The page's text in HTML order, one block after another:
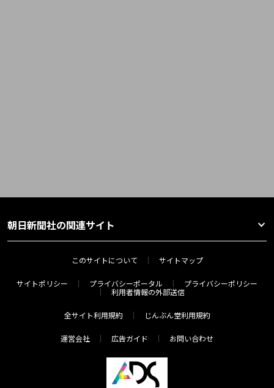
朝日新聞社の関連サイト
このサイトについて サイトマップ
サイトポリシー プライバシーポータル
プライバシーポリシー
利用者情報の外部送信
全サイト利用規約 じんぶん堂利用規約
運営会社 広告ガイド お問い合わせ